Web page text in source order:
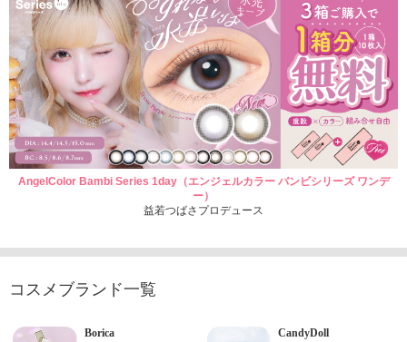
AngelColor Bambi Series 1day（エンジェルカラー バンビシリーズ ワンデ
ー）
益若つばさプロデュース
コスメブランド一覧